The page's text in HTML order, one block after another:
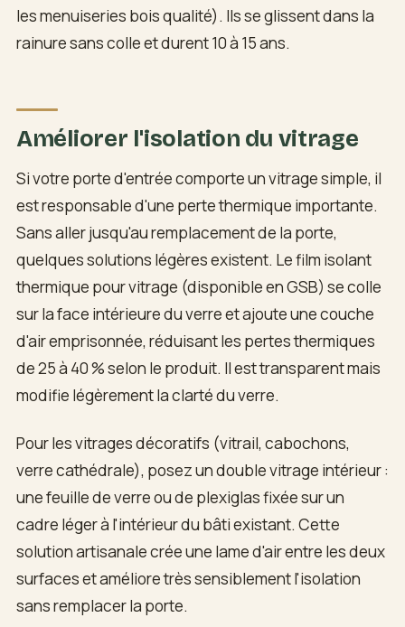
les menuiseries bois qualité). Ils se glissent dans la
rainure sans colle et durent 10 à 15 ans.
Améliorer l'isolation du vitrage
Si votre porte d'entrée comporte un vitrage simple, il
est responsable d'une perte thermique importante.
Sans aller jusqu'au remplacement de la porte,
quelques solutions légères existent. Le film isolant
thermique pour vitrage (disponible en GSB) se colle
sur la face intérieure du verre et ajoute une couche
d'air emprisonnée, réduisant les pertes thermiques
de 25 à 40 % selon le produit. Il est transparent mais
modifie légèrement la clarté du verre.
Pour les vitrages décoratifs (vitrail, cabochons,
verre cathédrale), posez un double vitrage intérieur :
une feuille de verre ou de plexiglas fixée sur un
cadre léger à l'intérieur du bâti existant. Cette
solution artisanale crée une lame d'air entre les deux
surfaces et améliore très sensiblement l'isolation
sans remplacer la porte.